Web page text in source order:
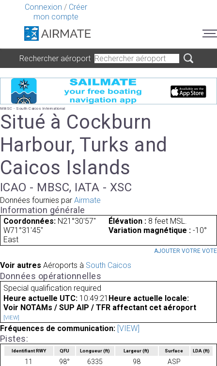
Connexion / Créer
mon compte
Rechercher aéroport
MBSC - South Caicos International
Situé à Cockburn
Harbour, Turks and
Caicos Islands
ICAO - MBSC, IATA - XSC
Données fournies par Airmate
Information générale
Coordonnées: N21°30'57"
W71°31'45"
Élévation : 8 feet MSL.
Variation magnétique : -10°
East
AJOUTER VOTRE VOTE
Voir autres Aéroports à South Caicos
Données opérationnelles
Special qualification required
Heure actuelle UTC: 10:49:21 Heure actuelle locale:
Voir NOTAMs / SUP AIP / TFR affectant cet aéroport
[VIEW]
Fréquences de communication: [VIEW]
Pistes:
Identifiant RWY QFU Longueur(ft) Largeur(ft) Surface LDA(ft)
11 98° 6335 98
ASP